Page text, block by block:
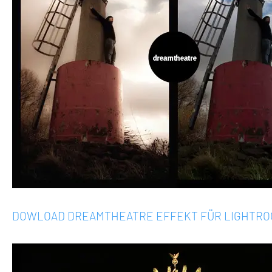
DOWLOAD DREAMTHEATRE EFFEKT FÜR